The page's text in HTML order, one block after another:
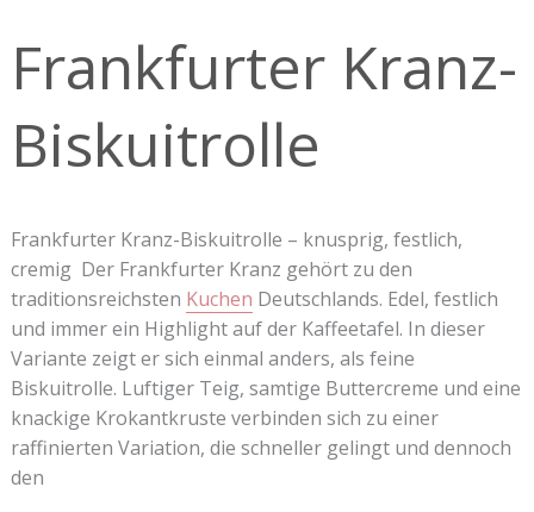
Frankfurter Kranz-
Biskuitrolle
Frankfurter Kranz-Biskuitrolle – knusprig, festlich,
cremig Der Frankfurter Kranz gehört zu den
traditionsreichsten Kuchen Deutschlands. Edel, festlich
und immer ein Highlight auf der Kaffeetafel. In dieser
Variante zeigt er sich einmal anders, als feine
Biskuitrolle. Luftiger Teig, samtige Buttercreme und eine
knackige Krokantkruste verbinden sich zu einer
raffinierten Variation, die schneller gelingt und dennoch
den